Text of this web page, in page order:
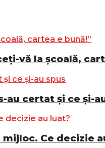
vă la școală,
au certat și ce și-
mijloc. Ce decizie